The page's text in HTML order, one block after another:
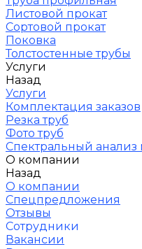
Листовой прокат
Сортовой прокат
Поковка
Толстостенные трубы
Услуги
Назад
Услуги
Комплектация заказов
Резка труб
Фото труб
Спектральный анализ
О компании
Назад
О компании
Спецпредложения
Отзывы
Сотрудники
Вакансии